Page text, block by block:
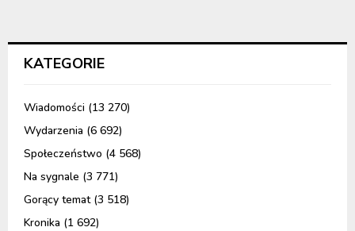
KATEGORIE
Wiadomości (13 270)
Wydarzenia (6 692)
Społeczeństwo (4 568)
Na sygnale (3 771)
Gorący temat(3 518)
Kronika (1 692)